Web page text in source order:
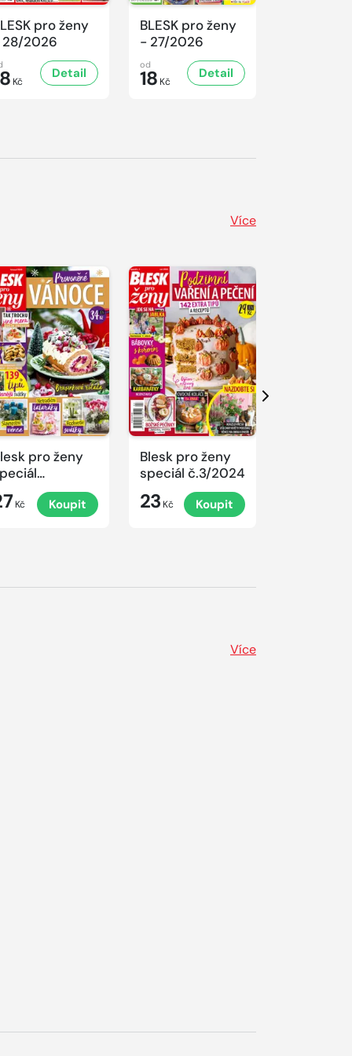
pro ženy
2026
Kč
Detail
BLESK pro ženy
- 27/2026
od
18 Kč
Detail
Více
pro ženy
č.4/2024
Kč Koupit
Blesk pro ženy
speciál č.3/2024
23 Kč Koupit
Další
Více